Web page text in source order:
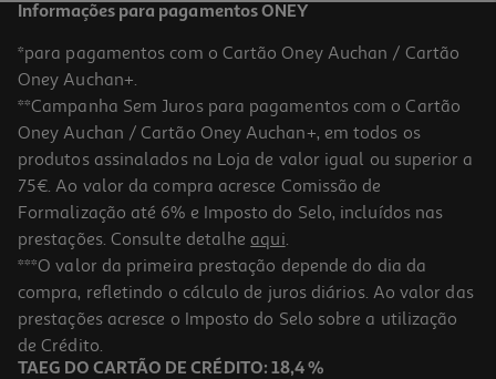
4.1
Cereais Auchan Muesli Chocolate Preto E Avelãs 450g
5.89 €/Kg
2,65 €
Informações para pagamentos ONEY
*para pagamentos com o Cartão Oney Auchan / Cartão
Oney Auchan+.
**Campanha Sem Juros para pagamentos com o Cartão
Oney Auchan / Cartão Oney Auchan+, em todos os
produtos assinalados na Loja de valor igual ou superior a
75€. Ao valor da compra acresce Comissão de
Formalização até 6% e Imposto do Selo, incluídos nas
prestações. Consulte detalhe aqui.
***O valor da primeira prestação depende do dia da
compra, refletindo o cálculo de juros diários. Ao valor das
prestações acresce o Imposto do Selo sobre a utilização
de Crédito.
TAEG DO CARTÃO DE CRÉDITO: 18,4 %